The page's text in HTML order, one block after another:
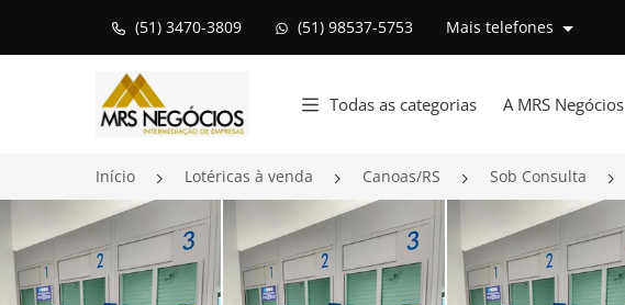
(51) 3470-3809 (51) 98537-5753 Mais telefones
Página inicial
Todas as categorias A MRS Negócios
Início Lotéricas à venda Canoas/RS Sob Consulta